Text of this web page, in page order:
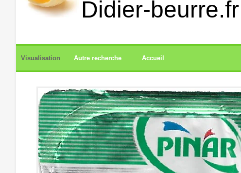
Didier-beurre.fr
Visualisation Autre recherche Accueil